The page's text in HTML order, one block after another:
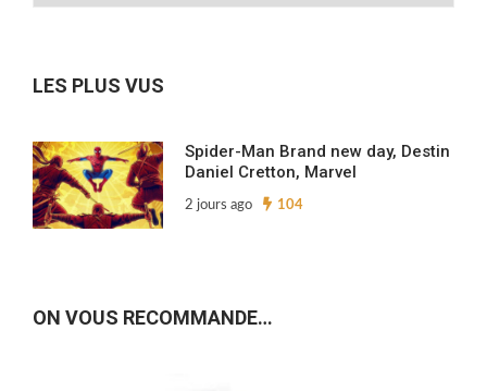
LES PLUS VUS
Spider-Man Brand new day, Destin
Daniel Cretton, Marvel
2 jours ago 104
ON VOUS RECOMMANDE…